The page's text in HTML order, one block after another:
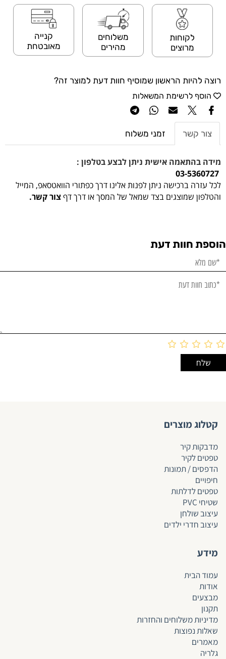
לקוחות
מרוצים
משלוחים
מהירים
קנייה
מאובטחת
רוצה להיות הראשון שמוסיף חוות דעת למוצר זה?
הוסף לרשימת המשאלות
צור קשר זמני משלוח
מידה בהתאמה אישית ניתן לבצע בטלפון :
03-5360727
לכל עזרה ברכישה ניתן לפנות אלינו דרך כפתורי הוואטסאפ, המייל
והטלפון שמוצגים בצד שמאל של המסך או דרך דףצור קשר.
הוספת חוות דעת
קטלוג מוצרים
מדבקות קיר
טפטים לקיר
הדפסים / תמונות
חיפויים
טפטים לדלתות
שטיחי PVC
עיצוב שולחן
עיצוב חדרי ילדים
מידע
עמוד הבית
אודות
מבצעים
תקנון
מדיניות משלוחים והחזרות
שאלות נפוצות
מאמרים
גלריה